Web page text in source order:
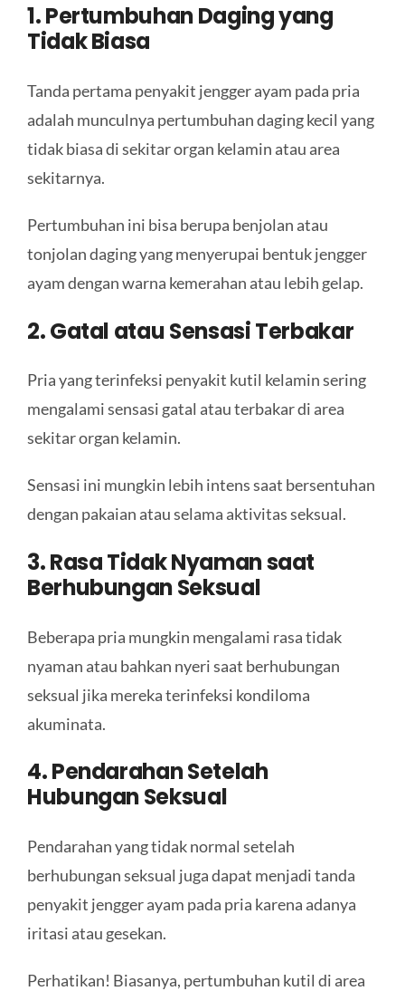
1. PertumbuhanDagingyang
Tidak Biasa
Tanda pertama penyakit jengger ayam pada pria
adalah munculnya pertumbuhan daging kecil yang
tidak biasa di sekitar organ kelamin atau area
sekitarnya.
Pertumbuhan ini bisa berupa benjolan atau
tonjolan daging yang menyerupai bentuk jengger
ayam dengan warna kemerahan atau lebih gelap.
2. Gatal atau Sensasi Terbakar
Pria yang terinfeksi penyakit kutil kelamin sering
mengalami sensasi gatal atau terbakar di area
sekitar organ kelamin.
Sensasi ini mungkin lebih intens saat bersentuhan
dengan pakaian atau selama aktivitas seksual.
3. Rasa Tidak Nyaman saat
Berhubungan Seksual
Beberapa pria mungkin mengalami rasa tidak
nyaman atau bahkan nyeri saat berhubungan
seksual jika mereka terinfeksi kondiloma
akuminata.
4. Pendarahan Setelah
Hubungan Seksual
Pendarahan yang tidak normal setelah
berhubungan seksual juga dapat menjadi tanda
penyakit jengger ayam pada pria karena adanya
iritasi atau gesekan.
Perhatikan! Biasanya, pertumbuhan kutil di area